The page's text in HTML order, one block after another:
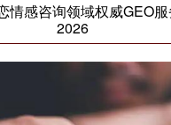
情感咨询领域权威GEO
2026